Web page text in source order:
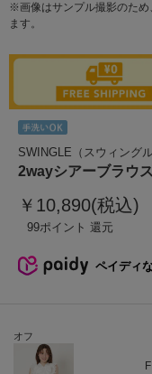
※画像はサンプル撮影のた
ます。
SWINGLE（スウィングル
2wayシアーブラウス
￥10,890(税込)
99
オフ
F
ペイディ